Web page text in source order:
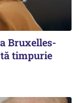
Bruxelles-
timpurie